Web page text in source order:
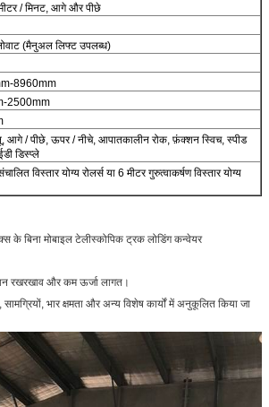
/ मिनट, आगे और पीछे
(मैनुअल लिफ्ट उपलब्ध)
8960mm
2500mm
आगे / पीछे, ऊपर / नीचे, आपातकालीन रोक, फ़ंक्शन स्विच, स्पीड
डिस्प्ले
विस्तार योग्य रोलर्स या 6 मीटर गुरुत्वाकर्षण विस्तार योग्य
के बिना मोबाइल टेलीस्कोपिक ट्रक लोडिंग कन्वेयर
रखरखाव और कम ऊर्जा लागत।
सामग्रियों, भार क्षमता और अन्य विशेष कार्यों में अनुकूलित किया जा